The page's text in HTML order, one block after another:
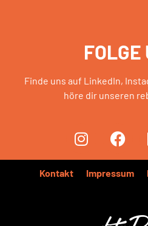
FOLGE
Finde uns auf LinkedIn,
höre dir unseren
Kontakt Impressum